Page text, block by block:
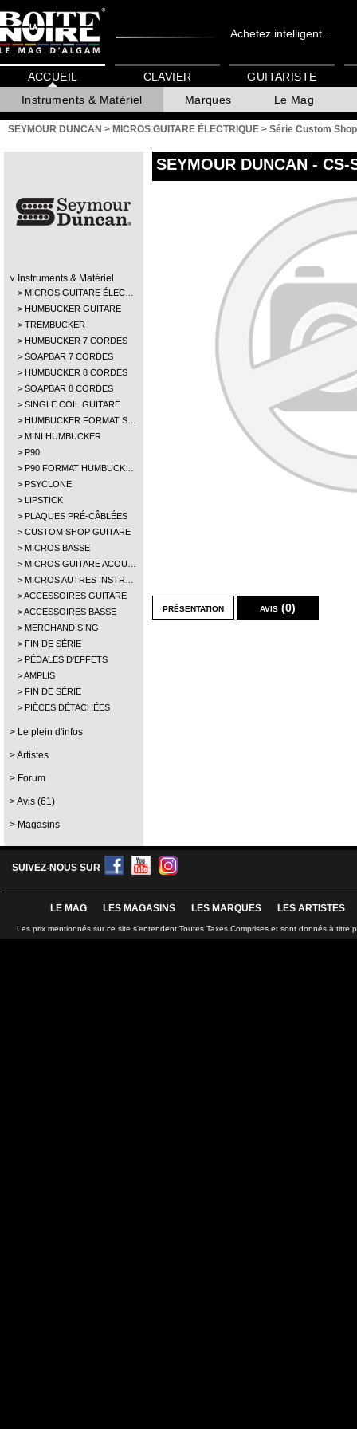
Achetez intelligent...
ACCUEIL
Instruments & Matériel
Marques Le Mag
CLAVIER GUITARISTE
SEYMOUR DUNCAN > MICROS GUITARE ÉLECTRIQUE > Série Custom Shop
Instruments & Matériel
MICROS GUITARE ÉLEC…
HUMBUCKER GUITARE
TREMBUCKER
HUMBUCKER 7 CORDES
SOAPBAR 7 CORDES
HUMBUCKER 8 CORDES
SOAPBAR 8 CORDES
SINGLE COIL GUITARE
HUMBUCKER FORMAT S…
MINI HUMBUCKER
P90
P90 FORMAT HUMBUCK…
PSYCLONE
LIPSTICK
PLAQUES PRÉ-CÂBLÉES
CUSTOM SHOP GUITARE
MICROS BASSE
MICROS GUITARE ACOU…
MICROS AUTRES INSTR…
ACCESSOIRES GUITARE
ACCESSOIRES BASSE
MERCHANDISING
FIN DE SÉRIE
PÉDALES D'EFFETS
AMPLIS
FIN DE SÉRIE
PIÈCES DÉTACHÉES
Le plein d'infos
Artistes
Forum
Avis (61)
Magasins
SEYMOUR DUNCAN - CS-
présentation avis (0)
SUIVEZ-NOUS SUR
LE MAG LES MAGASINS LES MARQUES LES ARTISTES
Les prix mentionnés sur ce site s'entendent Toutes Taxes Comprises et sont donnés à